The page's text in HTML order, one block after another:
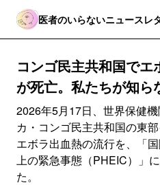
医者のいらないニュースレ
コンゴ民主共和国で
が死亡。私たちが知ら
2026年5月17日、世界保健
カ・コンゴ民主共和国の東
エボラ出血熱の流行を、「
上の緊急事態（PHEIC）」
た。